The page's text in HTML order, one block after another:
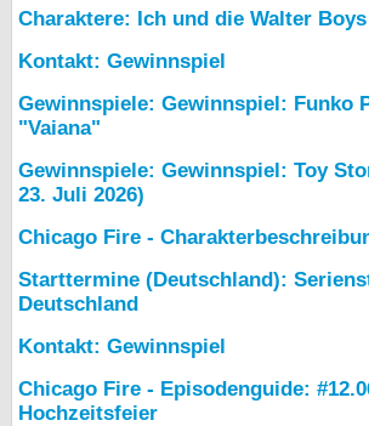
Charaktere: Ich und die Walter
Kontakt: Gewinnspiel
Gewinnspiele: Gewinnspiel: Funko
"Vaiana"
Gewinnspiele: Gewinnspiel: Toy
23. Juli 2026)
Chicago Fire -
Starttermine (Deutschland):
Deutschland
Kontakt: Gewinnspiel
Chicago Fire - Episodenguide:
Hochzeitsfeier